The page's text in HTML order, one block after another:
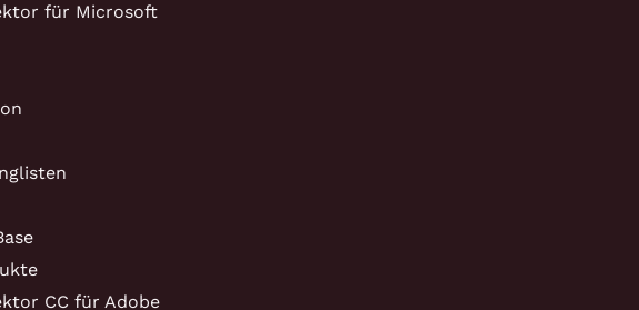
für Microsoft
CC für Adobe